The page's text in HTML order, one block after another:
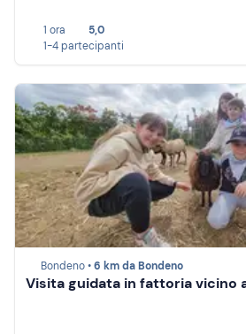
1 ora
5,0
1-4 partecipanti
Bondeno •6 km da Bondeno
Visita guidata in fattoria vicino